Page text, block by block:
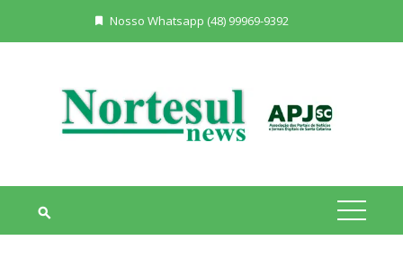
Nosso Whatsapp (48) 99969-9392